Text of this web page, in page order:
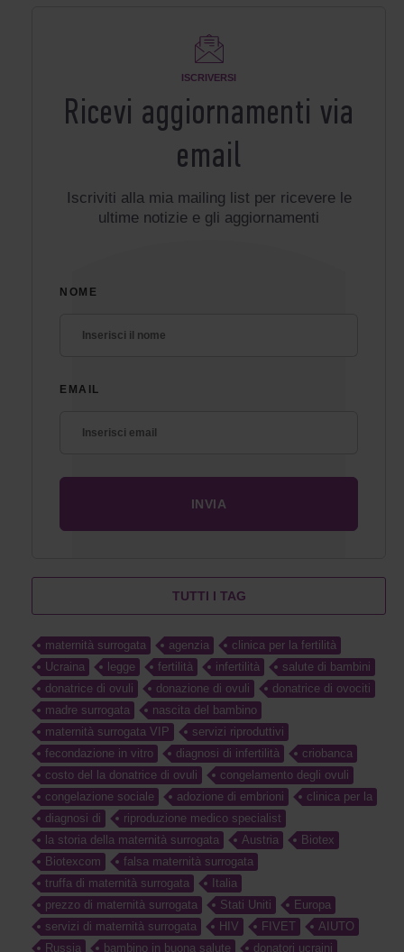
ISCRIVERSI
Ricevi aggiornamenti via
email
Iscriviti alla mia mailing list per ricevere le
ultime notizie e gli aggiornamenti
NOME
EMAIL
TUTTI I TAG
maternità surrogata agenzia
clinica per la fertilità
Ucraina
legge fertilità infertilità
salute di bambini
donatrice di ovuli
donazione di ovuli
donatrice di ovociti
madre surrogata
nascita del bambino
maternità surrogata VIP
servizi riproduttivi
fecondazione in vitro
diagnosi di infertilità
criobanca
costo del la donatrice di ovuli
congelamento degli ovuli
congelazione sociale
adozione di embrioni
clinica per la
diagnosi di
riproduzione medico specialist
la storia della maternità surrogata
Austria
Biotex
Biotexcom
falsa maternità surrogata
truffa di maternità surrogata
Italia
prezzo di maternità surrogata
Stati Uniti
Europa
servizi di maternità surrogata
HIV FIVET
AIUTO
Russia
bambino in buona salute donatori ucraini